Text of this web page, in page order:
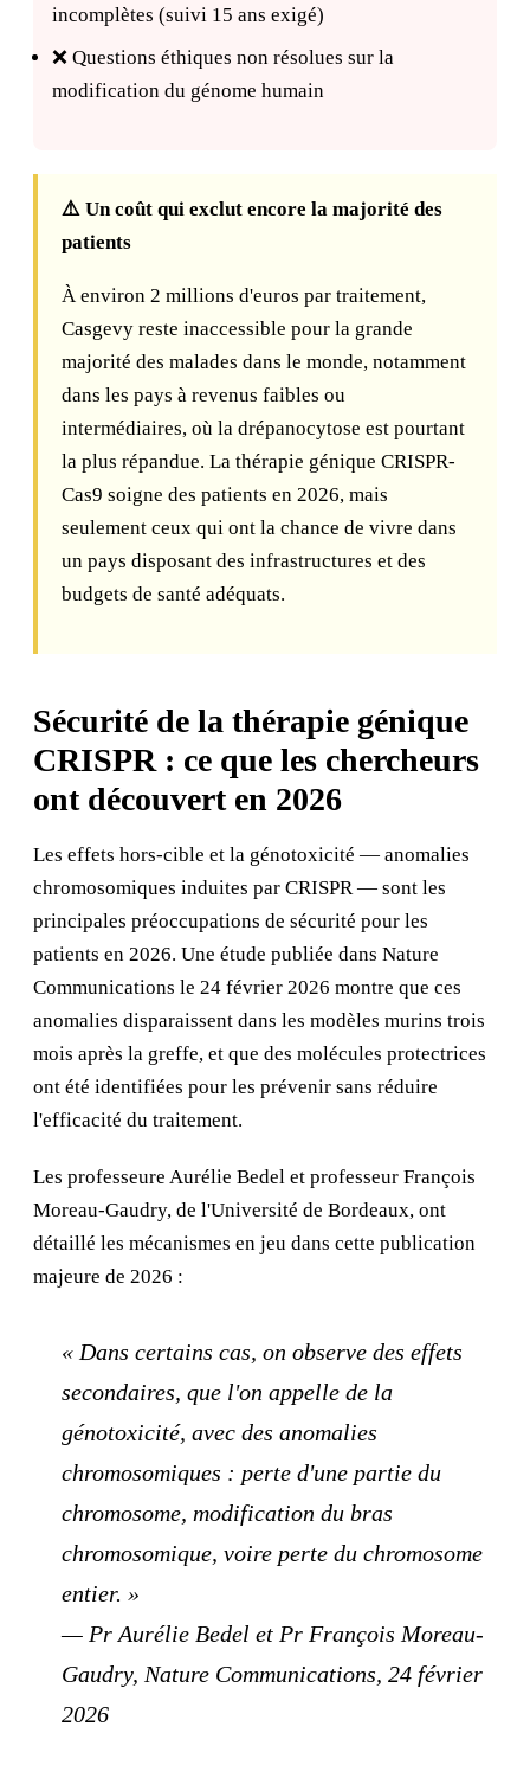
incomplètes (suivi 15 ans exigé)
❌ Questions éthiques non résolues sur la
modification du génome humain
⚠️ Un coût qui exclut encore la majorité des
patients
À environ 2 millions d'euros par traitement,
Casgevy reste inaccessible pour la grande
majorité des malades dans le monde, notamment
dans les pays à revenus faibles ou
intermédiaires, où la drépanocytose est pourtant
la plus répandue. La thérapie génique CRISPR-
Cas9 soigne des patients en 2026, mais
seulement ceux qui ont la chance de vivre dans
un pays disposant des infrastructures et des
budgets de santé adéquats.
Sécurité de la thérapie génique
CRISPR : ce que les chercheurs
ont découvert en 2026
Les effets hors-cible et la génotoxicité — anomalies
chromosomiques induites par CRISPR — sont les
principales préoccupations de sécurité pour les
patients en 2026. Une étude publiée dans Nature
Communications le 24 février 2026 montre que ces
anomalies disparaissent dans les modèles murins trois
mois après la greffe, et que des molécules protectrices
ont été identifiées pour les prévenir sans réduire
l'efficacité du traitement.
Les professeure Aurélie Bedel et professeur François
Moreau-Gaudry, de l'Université de Bordeaux, ont
détaillé les mécanismes en jeu dans cette publication
majeure de 2026 :
« Dans certains cas, on observe des effets
secondaires, que l'on appelle de la
génotoxicité, avec des anomalies
chromosomiques : perte d'une partie du
chromosome, modification du bras
chromosomique, voire perte du chromosome
entier. »
— Pr Aurélie Bedel et Pr François Moreau-
Gaudry, Nature Communications, 24 février
2026